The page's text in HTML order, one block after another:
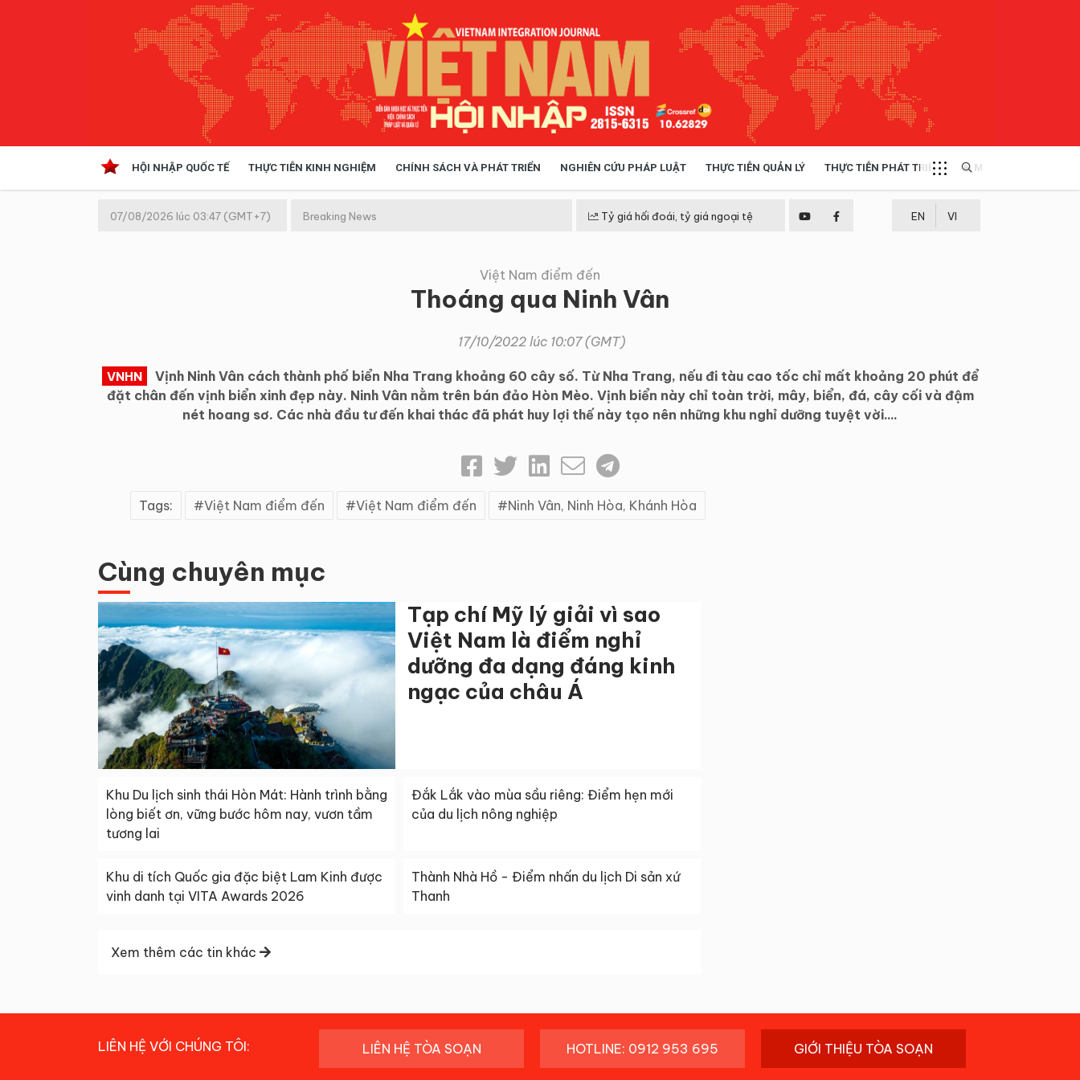
HỘI NHẬP QUỐC TẾ THỰC TIỄN KINH NGHIỆM CHÍNH SÁCH VÀ PHÁT TRIỂN NGHIÊN CỨU PHÁP LUẬT THỰC TIỄN QUẢN LÝ THỰC TIỄN PHÁT TRIỂN MULTIMEDIA
Kinh tế hội nhập
THỰC TIỄN QUẢN LÝ VIỆT NAM ĐIỂM ĐẾN
07/08/2026 lúc 03:47 (GMT+7) Breaking News Tỷ giá hối đoái, tỷ giá ngoại tệ EN VI
Việt Nam điểm đến
Thoáng qua Ninh Vân
17/10/2022 lúc 10:07 (GMT)
VNHN
Vịnh Ninh Vân cách thành phố biển Nha Trang khoảng 60 cây số. Từ Nha Trang, nếu đi tàu cao tốc chỉ mất khoảng 20 phút để
đặt chân đến vịnh biển xinh đẹp này. Ninh Vân nằm trên bán đảo Hòn Mèo. Vịnh biển này chỉ toàn trời, mây, biển, đá, cây cối và đậm
nét hoang sơ. Các nhà đầu tư đến khai thác đã phát huy lợi thế này tạo nên những khu nghỉ dưỡng tuyệt vời....
Tags: Việt Nam điểm đến Việt Nam điểm đến Ninh Vân, Ninh Hòa, Khánh Hòa
Cùng chuyên mục
Tạp chí Mỹ lý giải vì sao
Việt Nam là điểm nghỉ
dưỡng đa dạng đáng kinh
ngạc của châu Á
Khu Du lịch sinh thái Hòn Mát: Hành trình bằng
lòng biết ơn, vững bước hôm nay, vươn tầm
tương lai
Đắk Lắk vào mùa sầu riêng: Điểm hẹn mới
của du lịch nông nghiệp
Khu di tích Quốc gia đặc biệt Lam Kinh được
vinh danh tại VITA Awards 2026
Thành Nhà Hồ - Điểm nhấn du lịch Di sản xứ
Thanh
Xem thêm các tin khác
LIÊN HỆ VỚI CHÚNG TÔI: LIÊN HỆ TÒA SOẠN HOTLINE: 0912 953 695 GIỚI THIỆU TÒA SOẠN